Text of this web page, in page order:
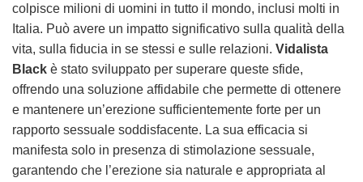
colpisce milioni di uomini in tutto il mondo, inclusi molti in
Italia. Può avere un impatto significativo sulla qualità della
vita, sulla fiducia in se stessi e sulle relazioni. Vidalista
Black è stato sviluppato per superare queste sfide,
offrendo una soluzione affidabile che permette di ottenere
e mantenere un’erezione sufficientemente forte per un
rapporto sessuale soddisfacente. La sua efficacia si
manifesta solo in presenza di stimolazione sessuale,
garantendo che l’erezione sia naturale e appropriata al